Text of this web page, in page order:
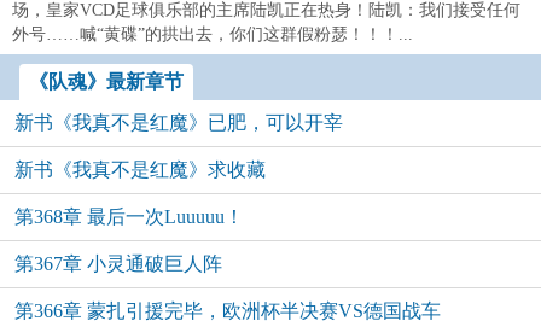
场，皇家VCD足球俱乐部的主席陆凯正在热身！陆凯：我们接受任何
外号……喊“黄碟”的拱出去，你们这群假粉瑟！！！...
《队魂》最新章节
新书《我真不是红魔》已肥，可以开宰
新书《我真不是红魔》求收藏
第368章 最后一次Luuuuu！
第367章 小灵通破巨人阵
第366章 蒙扎引援完毕，欧洲杯半决赛VS德国战车